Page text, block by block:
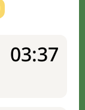
03:37